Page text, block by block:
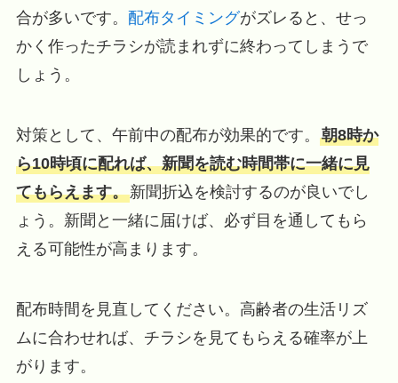
合が多いです。 配布タイミングがズレると、せっ
かく作ったチラシが読まれずに終わってしまうで
しょう。
対策として、午前中の配布が効果的です。 朝8時か
ら10時頃に配れば、新聞を読む時間帯に一緒に見
てもらえます。新聞折込を検討するのが良いでし
ょう。新聞と一緒に届けば、必ず目を通してもら
える可能性が高まります。
配布時間を見直してください。高齢者の生活リズ
ムに合わせれば、チラシを見てもらえる確率が上
がります。